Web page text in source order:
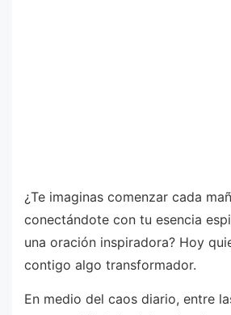
¿Te imaginas comenzar cada
conectándote con tu esencia
una oración inspiradora? Hoy
contigo algo transformador.
En medio del caos diario, entre